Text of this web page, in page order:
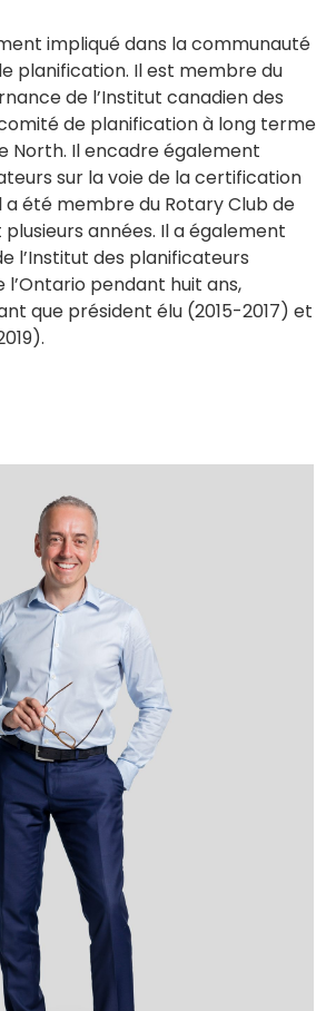
impliqué dans la communauté
planification. Il est membre du
de l’Institut canadien des
de planification à long terme
North. Il encadre également
sur la voie de la certification
a été membre du Rotary Club de
années. Il a également
l’Institut des planificateurs
l’Ontario pendant huit ans,
que président élu (2015-2017) et